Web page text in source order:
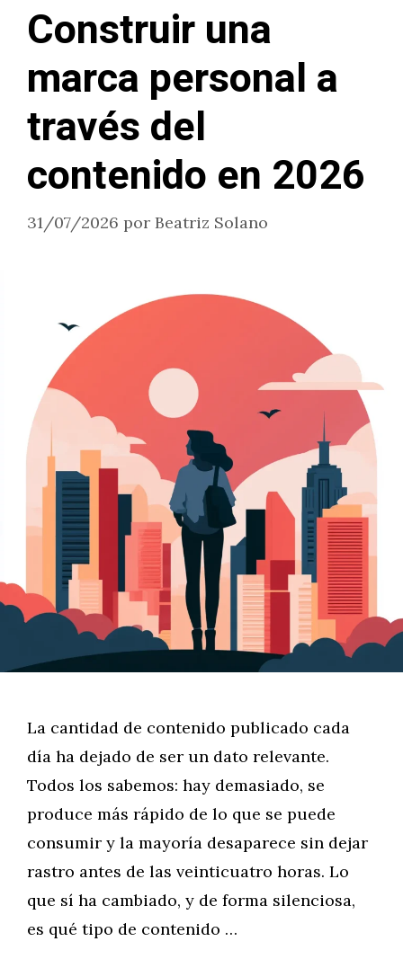
Construir una
marca personal a
través del
contenido en 2026
31/07/2026 por Beatriz Solano
La cantidad de contenido publicado cada
día ha dejado de ser un dato relevante.
Todos los sabemos: hay demasiado, se
produce más rápido de lo que se puede
consumir y la mayoría desaparece sin dejar
rastro antes de las veinticuatro horas. Lo
que sí ha cambiado, y de forma silenciosa,
es qué tipo de contenido …